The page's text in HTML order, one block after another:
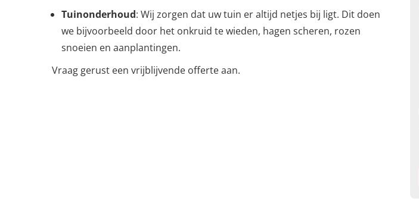
Tuinonderhoud: Wij zorgen dat uw tuin er altijd netjes bij ligt. Dit doen
we bijvoorbeeld door het onkruid te wieden, hagen scheren, rozen
snoeien en aanplantingen.
Vraag gerust een vrijblijvende offerte aan.